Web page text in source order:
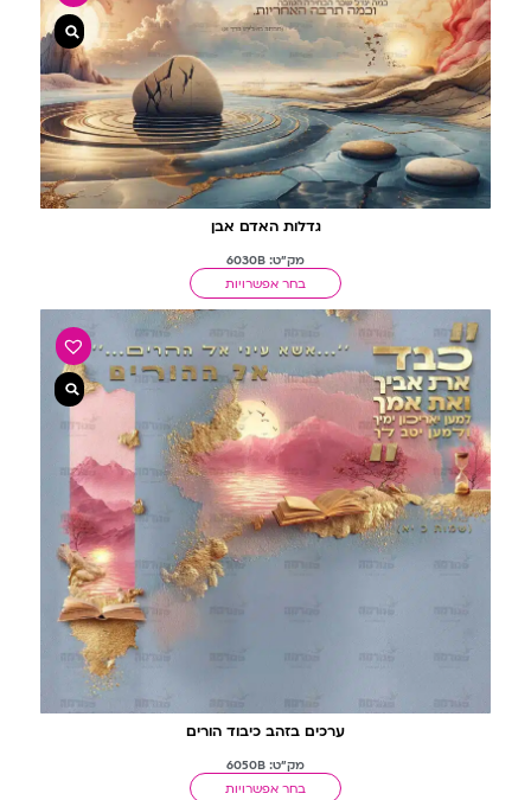
גדלות האדם אבן
מק"ט: 6030B
בחר אפשרויות
ערכים בזהב כיבוד הורים
מק"ט: 6050B
בחר אפשרויות